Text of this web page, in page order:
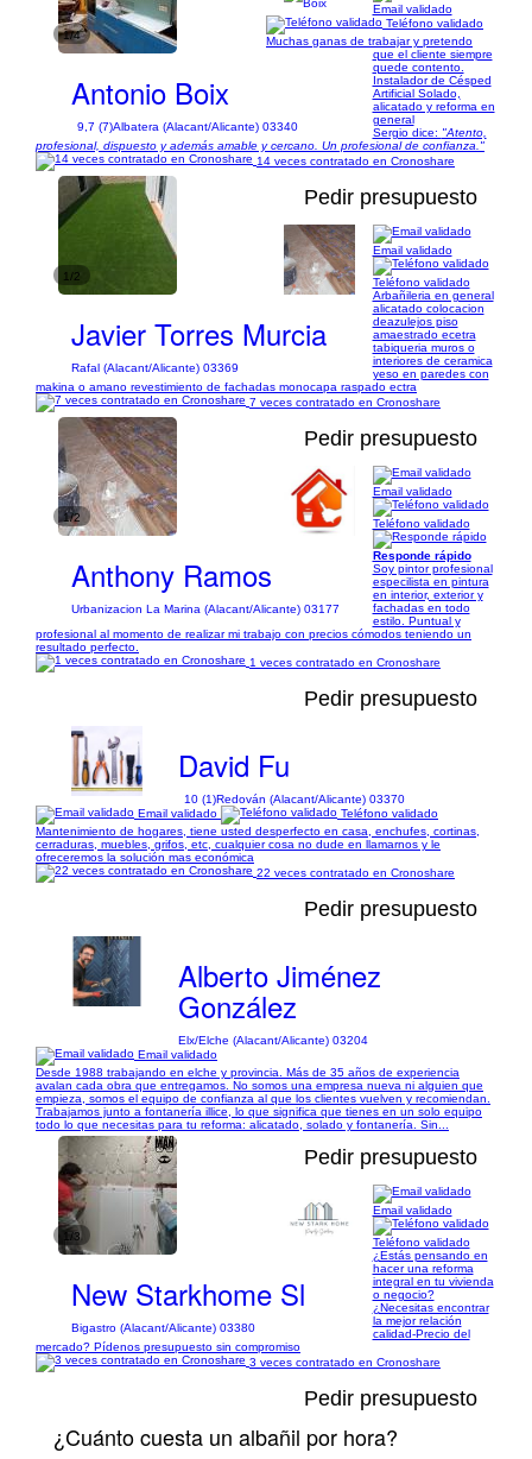
1/4
Antonio Boix
9,7 (7)Albatera (Alacant/Alicante) 03340
Email validado
Teléfono validado
Muchas ganas de trabajar y pretendo
que el cliente siempre
quede contento.
Instalador de Césped
Artificial Solado,
alicatado y reforma en
general
Sergio dice: "Atento,
profesional, dispuesto y además amable y cercano. Un profesional de confianza."
14 veces contratado en Cronoshare
1/2
Pedir presupuesto
Javier Torres Murcia
Rafal (Alacant/Alicante) 03369
Email validado
Teléfono validado
Arbañileria en general
alicatado colocacion
deazulejos piso
amaestrado ecetra
tabiqueria muros o
interiores de ceramica
yeso en paredes con
makina o amano revestimiento de fachadas monocapa raspado ectra
7 veces contratado en Cronoshare
1/2
Pedir presupuesto
Anthony Ramos
Urbanizacion La Marina (Alacant/Alicante) 03177
Email validado
Teléfono validado
Responde rápido
Soy pintor profesional
especilista en pintura
en interior, exterior y
fachadas en todo
estilo. Puntual y
profesional al momento de realizar mi trabajo con precios cómodos teniendo un
resultado perfecto.
1 veces contratado en Cronoshare
Pedir presupuesto
David Fu
10 (1)Redován (Alacant/Alicante) 03370
Email validado
Teléfono validado
Mantenimiento de hogares, tiene usted desperfecto en casa, enchufes, cortinas,
cerraduras, muebles, grifos, etc, cualquier cosa no dude en llamarnos y le
ofreceremos la solución mas económica
22 veces contratado en Cronoshare
Pedir presupuesto
Alberto Jiménez
González
Elx/Elche (Alacant/Alicante) 03204
Email validado
Desde 1988 trabajando en elche y provincia. Más de 35 años de experiencia
avalan cada obra que entregamos. No somos una empresa nueva ni alguien que
empieza, somos el equipo de confianza al que los clientes vuelven y recomiendan.
Trabajamos junto a fontanería illice, lo que significa que tienes en un solo equipo
todo lo que necesitas para tu reforma: alicatado, solado y fontanería. Sin...
1/3
Pedir presupuesto
New Starkhome Sl
Bigastro (Alacant/Alicante) 03380
Email validado
Teléfono validado
¿Estás pensando en
hacer una reforma
integral en tu vivienda
o negocio?
¿Necesitas encontrar
la mejor relación
calidad-Precio del
mercado? Pídenos presupuesto sin compromiso
3 veces contratado en Cronoshare
Pedir presupuesto
¿Cuánto cuesta un albañil por hora?